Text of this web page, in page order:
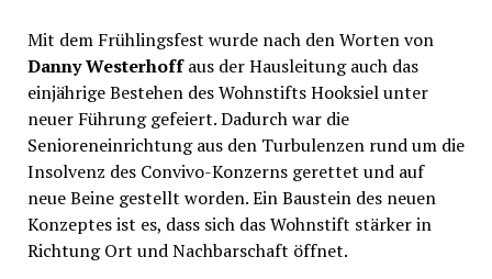
Mit dem Frühlingsfest wurde nach den Worten von
Danny Westerhoffaus der Hausleitung auch das
einjährige Bestehen des Wohnstifts Hooksiel unter
neuer Führung gefeiert. Dadurch war die
Senioreneinrichtung aus den Turbulenzen rund um die
Insolvenz des Convivo-Konzerns gerettet und auf
neue Beine gestellt worden. Ein Baustein des neuen
Konzeptes ist es, dass sich das Wohnstift stärker in
Richtung Ort und Nachbarschaft öffnet.